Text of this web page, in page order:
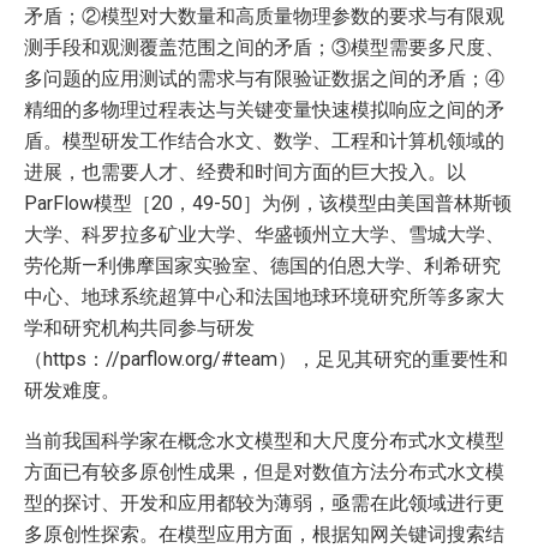
矛盾；②模型对大数量和高质量物理参数的要求与有限观
测手段和观测覆盖范围之间的矛盾；③模型需要多尺度、
多问题的应用测试的需求与有限验证数据之间的矛盾；④
精细的多物理过程表达与关键变量快速模拟响应之间的矛
盾。模型研发工作结合水文、数学、工程和计算机领域的
进展，也需要人才、经费和时间方面的巨大投入。以
ParFlow模型［20，49-50］为例，该模型由美国普林斯顿
大学、科罗拉多矿业大学、华盛顿州立大学、雪城大学、
劳伦斯—利佛摩国家实验室、德国的伯恩大学、利希研究
中心、地球系统超算中心和法国地球环境研究所等多家大
学和研究机构共同参与研发
（https：//parflow.org/#team），足见其研究的重要性和
研发难度。
当前我国科学家在概念水文模型和大尺度分布式水文模型
方面已有较多原创性成果，但是对数值方法分布式水文模
型的探讨、开发和应用都较为薄弱，亟需在此领域进行更
多原创性探索。在模型应用方面，根据知网关键词搜索结